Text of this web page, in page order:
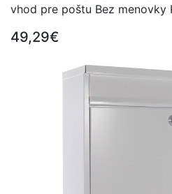
vhod pre poštu Bez menovky
49,29€